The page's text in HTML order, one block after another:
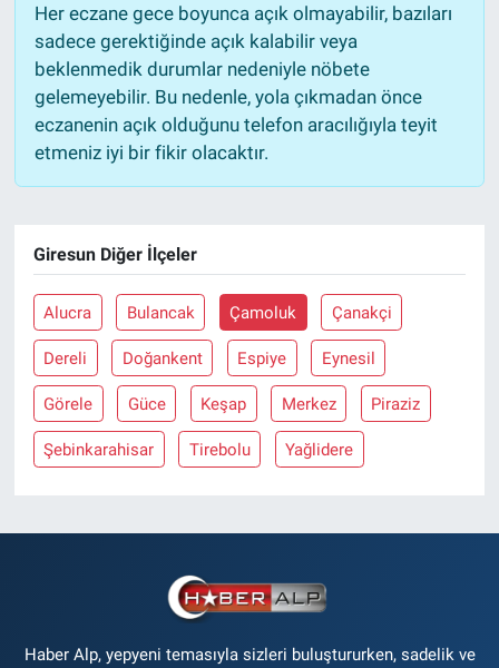
Her eczane gece boyunca açık olmayabilir, bazıları
sadece gerektiğinde açık kalabilir veya
beklenmedik durumlar nedeniyle nöbete
gelemeyebilir. Bu nedenle, yola çıkmadan önce
eczanenin açık olduğunu telefon aracılığıyla teyit
etmeniz iyi bir fikir olacaktır.
Giresun Diğer İlçeler
Alucra Bulancak Çamoluk Çanakçi
Dereli Doğankent Espiye Eynesil
Görele Güce Keşap Merkez Piraziz
Şebinkarahisar Tirebolu Yağlidere
Haber Alp, yepyeni temasıyla sizleri buluştururken, sadelik ve